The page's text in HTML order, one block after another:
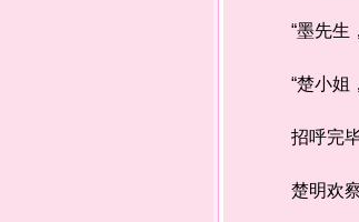
“墨先生，
“楚小姐，
招呼完毕
楚明欢察